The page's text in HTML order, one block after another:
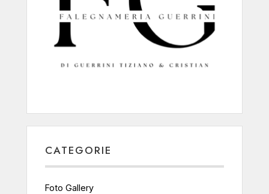
CATEGORIE
Foto Gallery